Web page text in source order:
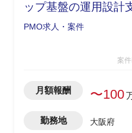
ップ基盤の運用設計
PMO求人・案件
案
月額報酬 〜100
勤務地 大阪府